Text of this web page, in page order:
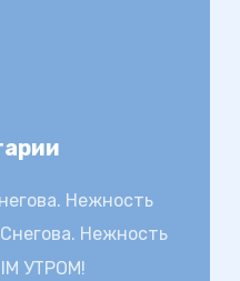
Нежность
Нежность
УТРОМ!